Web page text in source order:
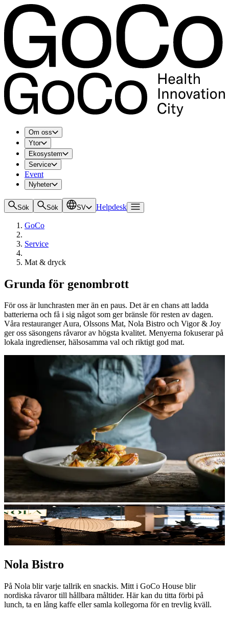
Om oss
Ytor
Ekosystem
Service
Event
Nyheter
Sök Sök SV Helpdesk
GoCo
Service
Mat & dryck
Grunda för genombrott
För oss är lunchrasten mer än en paus. Det är en chans att ladda
batterierna och få i sig något som ger bränsle för resten av dagen.
Våra restauranger Aura, Olssons Mat, Nola Bistro och Vigor & Joy
ger oss säsongens råvaror av högsta kvalitet. Menyerna fokuserar på
lokala ingredienser, hälsosamma val och riktigt god mat.
Nola Bistro
På Nola blir varje tallrik en snackis. Mitt i GoCo House blir
nordiska råvaror till hållbara måltider. Här kan du titta förbi på
lunch, ta en lång kaffe eller samla kollegorna för en trevlig kväll.